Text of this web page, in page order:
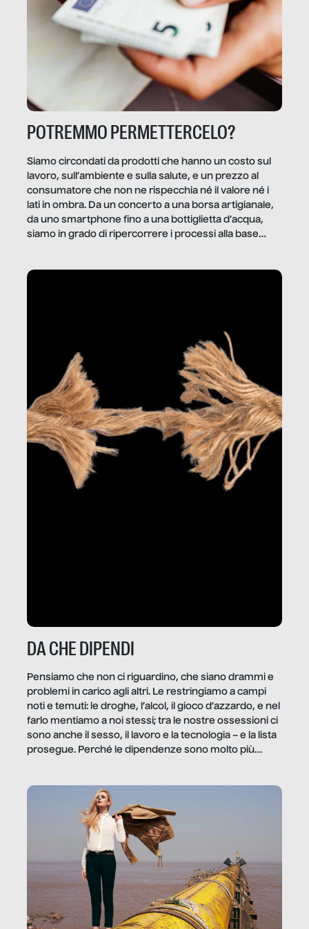
POTREMMO PERMETTERCELO?
Siamo circondati da prodotti che hanno un costo sul
lavoro, sull’ambiente e sulla salute, e un prezzo al
consumatore che non ne rispecchia né il valore né i
lati in ombra. Da un concerto a una borsa artigianale,
da uno smartphone fino a una bottiglietta d’acqua,
siamo in grado di ripercorrere i processi alla base
dietro gli oggetti e i servizi che fanno la nostra vita
DA CHE DIPENDI
Pensiamo che non ci riguardino, che siano drammi e
problemi in carico agli altri. Le restringiamo a campi
noti e temuti: le droghe, l’alcol, il gioco d’azzardo, e nel
farlo mentiamo a noi stessi; tra le nostre ossessioni ci
sono anche il sesso, il lavoro e la tecnologia – e la lista
prosegue. Perché le dipendenze sono molto più
trae un guadagno. In questo reportage vediamo
quale e come.